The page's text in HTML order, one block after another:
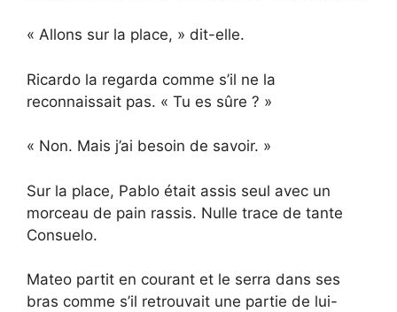
« Allons sur la place, » dit-elle.
Ricardo la regarda comme s’il ne la
reconnaissait pas. « Tu es sûre ? »
« Non. Mais j’ai besoin de savoir. »
Sur la place, Pablo était assis seul avec un
morceau de pain rassis. Nulle trace de tante
Consuelo.
Mateo partit en courant et le serra dans ses
bras comme s’il retrouvait une partie de lui-